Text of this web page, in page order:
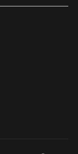
link)
(external link)
(external